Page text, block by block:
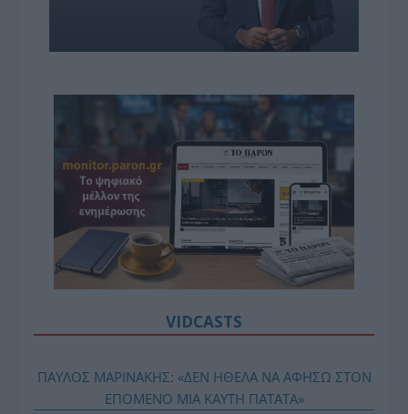
VIDCASTS
ΠΑΥΛΟΣ ΜΑΡΙΝΑΚΗΣ: «ΔΕΝ ΗΘΕΛΑ ΝΑ ΑΦΗΣΩ ΣΤΟΝ
ΕΠΟΜΕΝΟ ΜΙΑ ΚΑΥΤΗ ΠΑΤΑΤΑ»